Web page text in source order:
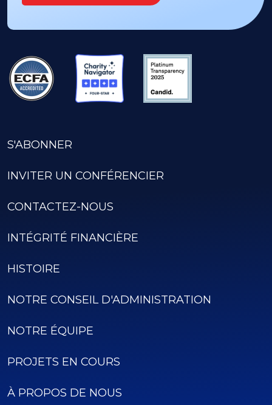
S'ABONNER
INVITER UN CONFÉRENCIER
CONTACTEZ-NOUS
INTÉGRITÉ FINANCIÈRE
HISTOIRE
NOTRE CONSEIL D'ADMINISTRATION
NOTRE ÉQUIPE
PROJETS EN COURS
À PROPOS DE NOUS